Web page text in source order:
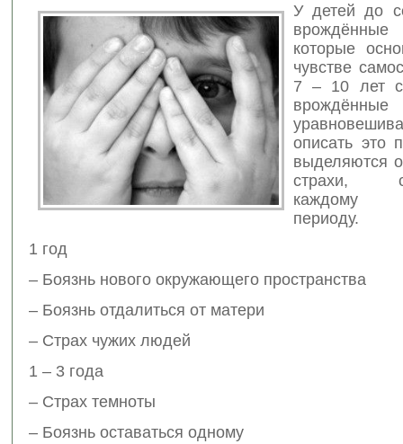
У детей до
которые
чувстве
7 – 10 лет
описать это
выделяются
страхи,
каждому
периоду.
1 год
– Боязнь нового окружающего пространства
– Боязнь отдалиться от матери
– Страх чужих людей
1 – 3 года
– Страх темноты
– Боязнь оставаться одному